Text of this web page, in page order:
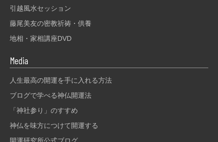
引越風水セッション
藤尾美友の密教祈祷・供養
地相・家相講座DVD
Media
人生最高の開運を手に入れる方法
ブログで学べる神仏開運法
「神社参り」のすすめ
神仏を味方につけて開運する